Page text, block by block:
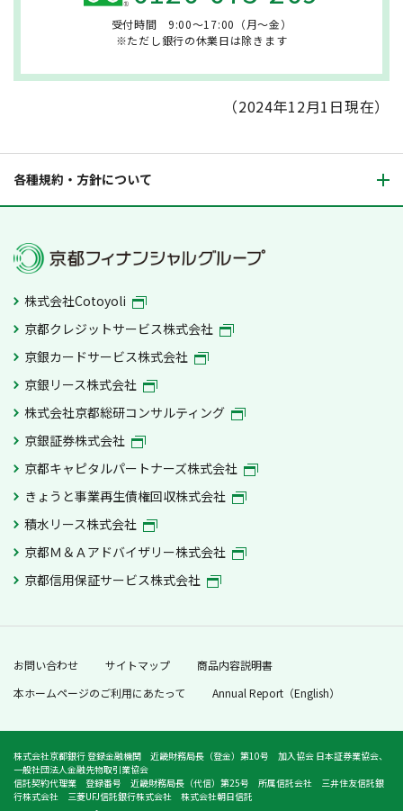
受付時間 9:00～17:00（月～金）
※ただし銀行の休業日は除きます
（2024年12月1日現在）
各種規約・方針について
株式会社Cotoyoli
京都クレジットサービス株式会社
京銀カードサービス株式会社
京銀リース株式会社
株式会社京都総研コンサルティング
京銀証券株式会社
京都キャピタルパートナーズ株式会社
きょうと事業再生債権回収株式会社
積水リース株式会社
京都Ｍ＆Ａアドバイザリー株式会社
京都信用保証サービス株式会社
お問い合わせ サイトマップ
商品内容説明書
本ホームページのご利用にあたって
Annual Report（English）
株式会社京都銀行 登録金融機関 近畿財務局長（登金）第10号 加入協会 日本証券業協会、
一般社団法人金融先物取引業協会
信託契約代理業 登録番号 近畿財務局長（代信）第25号 所属信託会社 三井住友信託銀
行株式会社 三菱UFJ信託銀行株式会社 株式会社朝日信託